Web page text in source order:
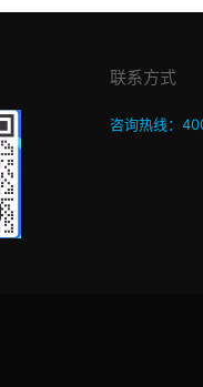
联系方式
咨询热线：